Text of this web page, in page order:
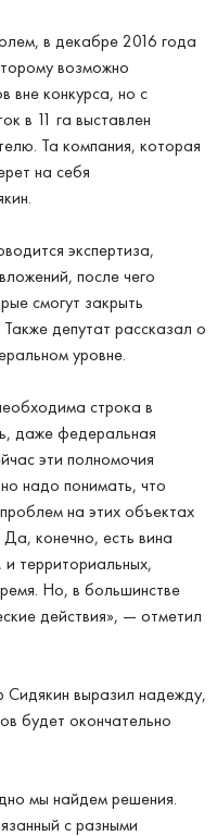
в декабре 2016 года
возможно
вне конкурса, но с
в 11 га выставлен
Та компания, которая
на себя
экспертиза,
после чего
смогут закрыть
депутат рассказал о
уровне.
строка в
даже федеральная
эти полномочия
надо понимать, что
на этих объектах
конечно, есть вина
территориальных,
Но, в большинстве
действия», — отметил
Сидякин выразил надежду,
будет окончательно
мы найдем решения.
с разными